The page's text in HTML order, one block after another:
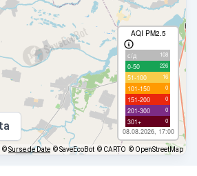
AQI PM2.5
с/д 108
0-50 226
51-100 16
101-150 0
151-200 0
201-300 0
301+ 0
08.08.2026, 17:00
©Surse de Date © SaveEcoBot © CARTO © OpenStreetMap